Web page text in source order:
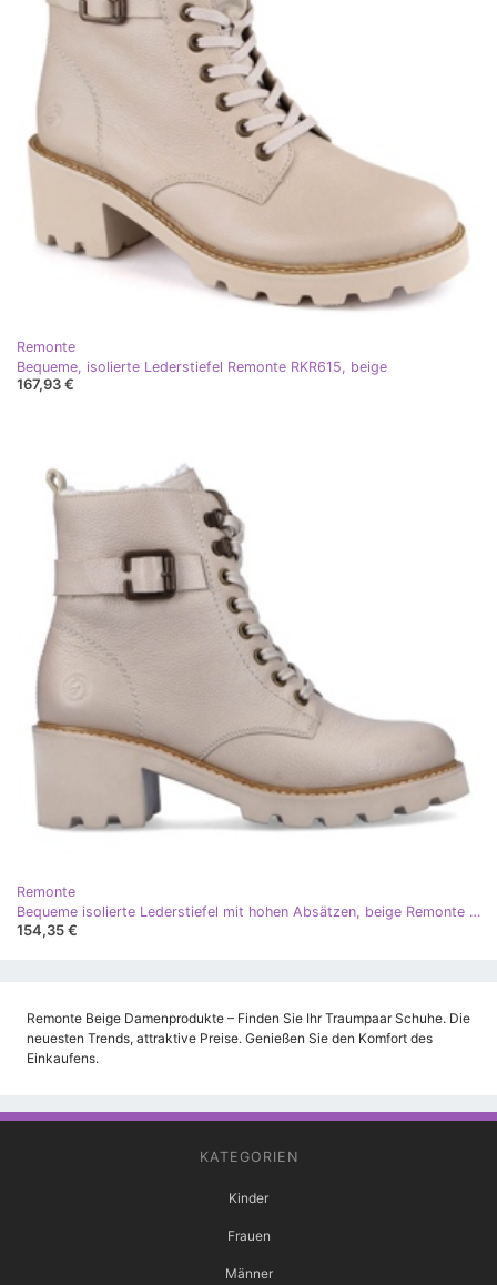
Remonte
Bequeme, isolierte Lederstiefel Remonte RKR615, beige
167,93 €
Remonte
Bequeme isolierte Lederstiefel mit hohen Absätzen, beige Remonte D0A74-60
154,35 €
Remonte Beige Damenprodukte – Finden Sie Ihr Traumpaar Schuhe. Die
neuesten Trends, attraktive Preise. Genießen Sie den Komfort des
Einkaufens.
KATEGORIEN
Kinder
Frauen
Männer